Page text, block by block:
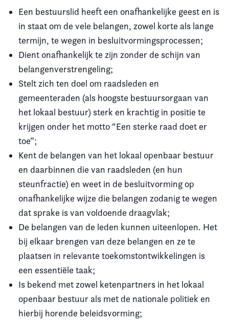
Een bestuurslid heeft een onafhankelijke geest en is
in staat om de vele belangen, zowel korte als lange
termijn, te wegen in besluitvormingsprocessen;
Dient onafhankelijk te zijn zonder de schijn van
belangenverstrengeling;
Stelt zich ten doel om raadsleden en
gemeenteraden (als hoogste bestuursorgaan van
het lokaal bestuur) sterk en krachtig in positie te
krijgen onder het motto “Een sterke raad doet er
toe”;
Kent de belangen van het lokaal openbaar bestuur
en daarbinnen die van raadsleden (en hun
steunfractie) en weet in de besluitvorming op
onafhankelijke wijze die belangen zodanig te wegen
dat sprake is van voldoende draagvlak;
De belangen van de leden kunnen uiteenlopen. Het
bij elkaar brengen van deze belangen en ze te
plaatsen in relevante toekomstontwikkelingen is
een essentiële taak;
Is bekend met zowel ketenpartners in het lokaal
openbaar bestuur als met de nationale politiek en
hierbij horende beleidsvorming;